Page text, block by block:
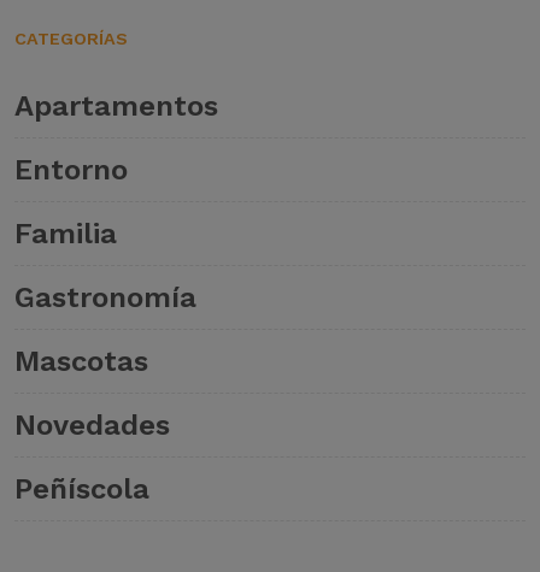
CATEGORÍAS
Apartamentos
Entorno
Familia
Gastronomía
Mascotas
Novedades
Peñíscola